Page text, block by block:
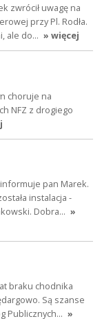
zwrócił uwagę na
przy Pl. Rodła.
ale do… » więcej
choruje na
NFZ z drogiego
pan Marek.
instalacja -
Dobra… »
braku chodnika
Są szanse
Publicznych… »